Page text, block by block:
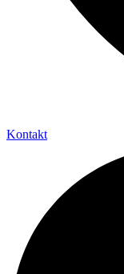
Kontakt